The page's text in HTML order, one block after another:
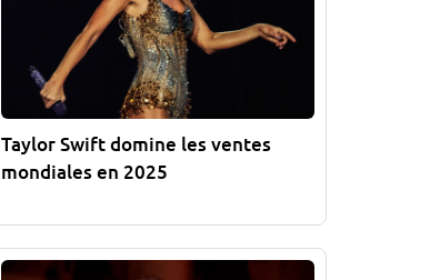
Taylor Swift domine les ventes
mondiales en 2025